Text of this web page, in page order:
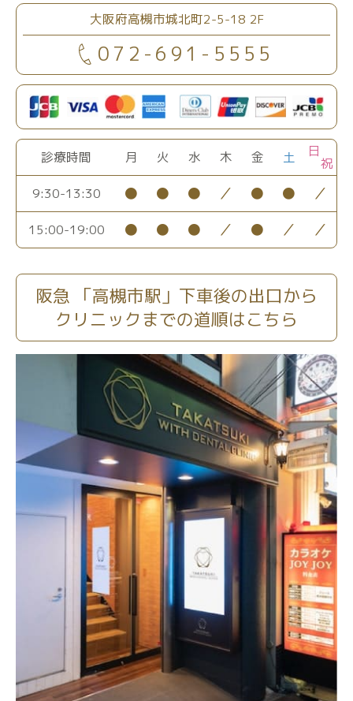
大阪府高槻市城北町2-5-18 2F
072-691-5555
診療時間 月 火 水 木 金 土 日
祝
9:30-13:30
● ● ● ／ ● ● ／
15:00-19:00 ● ● ● ／ ● ／ ／
阪急 「高槻市駅」下車後の出口から
クリニックまでの道順はこちら